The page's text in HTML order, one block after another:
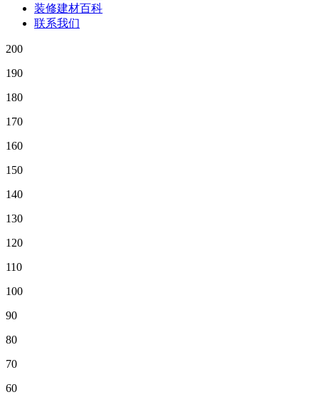
装修建材百科
联系我们
200
190
180
170
160
150
140
130
120
110
100
90
80
70
60